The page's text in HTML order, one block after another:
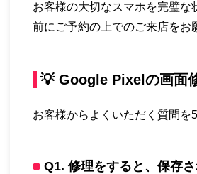
お客様の大切なスマホを完璧
前にご予約の上でのご来店をお
💡 Google Pixelの画面
お客様からよくいただく質問を
Q1. 修理をすると、保存